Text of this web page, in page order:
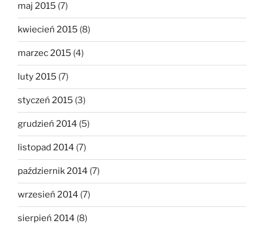
maj 2015 (7)
kwiecień 2015 (8)
marzec 2015 (4)
luty 2015 (7)
styczeń 2015 (3)
grudzień 2014 (5)
listopad 2014 (7)
październik 2014 (7)
wrzesień 2014 (7)
sierpień 2014 (8)